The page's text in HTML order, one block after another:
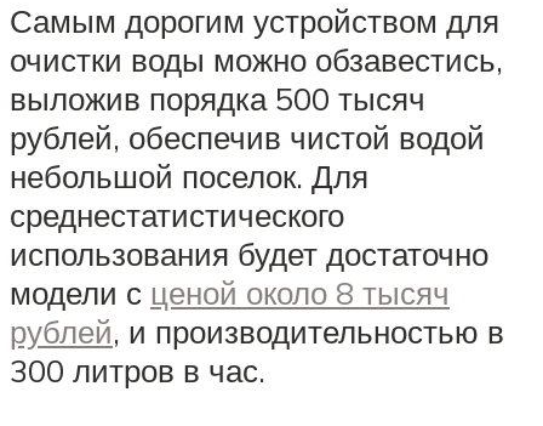
Самым дорогим устройством для
очистки воды можно обзавестись,
выложив порядка 500 тысяч
рублей, обеспечив чистой водой
небольшой поселок. Для
среднестатистического
использования будет достаточно
модели с ценой около 8 тысяч
рублей, и производительностью в
300 литров в час.